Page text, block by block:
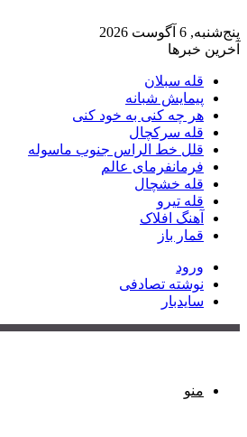
پنج‌شنبه, 6 آگوست 2026
آخرین خبرها
قله سبلان
پیمایش شبانه
هر چه کنی به خود کنی
قله سرکچال
قلل خط الراس جنوب ماسوله
فرمانفرمای عالم
قله خشچال
قله تیرو
آهنگ افلاک
قمار باز
ورود
نوشته تصادفی
سایدبار
منو